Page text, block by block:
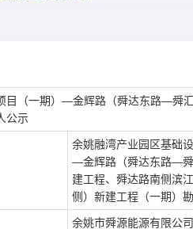
目（一期）—金辉路（舜达东路—舜
公示
余姚融湾产业园区基础
—金辉路（舜达东路—
建工程、舜达路南侧滨
侧）新建工程（一期）
余姚市舜源能源有限公司